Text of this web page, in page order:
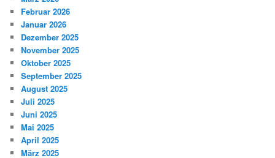
Februar 2026
Januar 2026
Dezember 2025
November 2025
Oktober 2025
September 2025
August 2025
Juli 2025
Juni 2025
Mai 2025
April 2025
März 2025